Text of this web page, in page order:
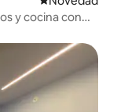
y cocina con